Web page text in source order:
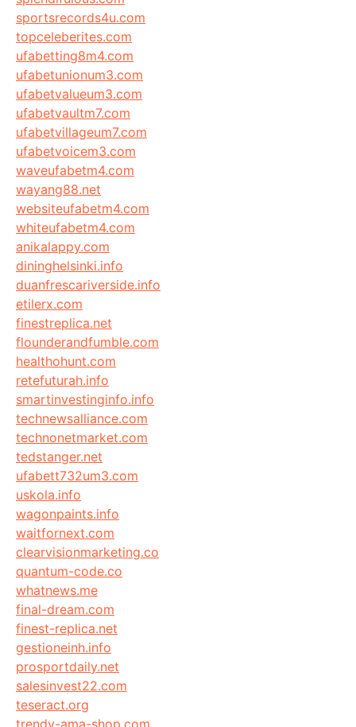
sportsrecords4u.com
topceleberites.com
ufabetting8m4.com
ufabetunionum3.com
ufabetvalueum3.com
ufabetvaultm7.com
ufabetvillageum7.com
ufabetvoicem3.com
waveufabetm4.com
wayang88.net
websiteufabetm4.com
whiteufabetm4.com
anikalappy.com
dininghelsinki.info
duanfrescariverside.info
etilerx.com
finestreplica.net
flounderandfumble.com
healthohunt.com
retefuturah.info
smartinvestinginfo.info
technewsalliance.com
technonetmarket.com
tedstanger.net
ufabett732um3.com
uskola.info
wagonpaints.info
waitfornext.com
clearvisionmarketing.co
quantum-code.co
whatnews.me
final-dream.com
finest-replica.net
gestioneinh.info
prosportdaily.net
salesinvest22.com
teseract.org